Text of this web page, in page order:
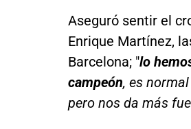
Aseguró sentir el
Enrique Martínez,
Barcelona; "lo
campeón, es
pero nos da más